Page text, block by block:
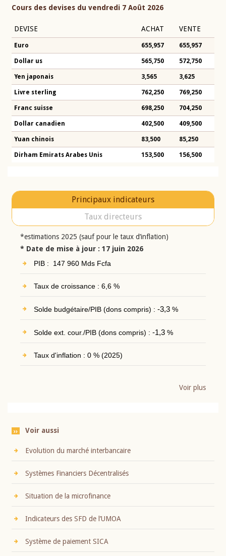
Cours des devises du vendredi 7 Août 2026
DEVISE ACHAT VENTE
Euro 655,957 655,957
Dollar us 565,750 572,750
Yen japonais 3,565 3,625
Livre sterling 762,250 769,250
Franc suisse 698,250 704,250
Dollar canadien 402,500 409,500
Yuan chinois 83,500 85,250
Dirham Emirats Arabes Unis 153,500 156,500
Principaux indicateurs
Taux directeurs
*estimations 2025 (sauf pour le taux d’inflation)
* Date de mise à jour : 17 juin 2026
PIB : 147 960 Mds Fcfa
Taux de croissance : 6,6 %
Solde budgétaire/PIB (dons compris) : -3,3%
Solde ext. cour./PIB (dons compris) : -1,3%
Taux d'inflation : 0 % (2025)
Voir plus
Voir aussi
Evolution du marché interbancaire
Systèmes Financiers Décentralisés
Situation de la microfinance
Indicateurs des SFD de l’UMOA
Système de paiement SICA